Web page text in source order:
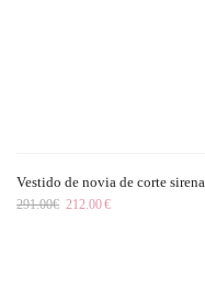
Vestido de novia de corte
291.00€ 212.00€